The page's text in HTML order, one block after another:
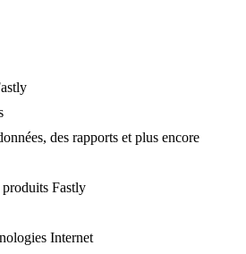
des rapports et plus encore
Fastly
Internet